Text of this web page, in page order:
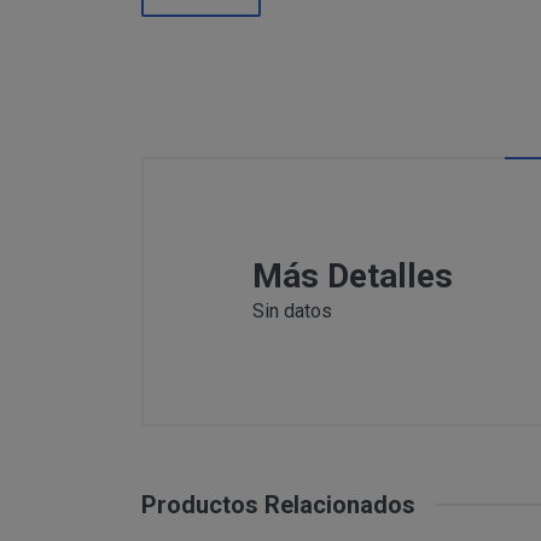
Más Detalles
Sin datos
Productos Relacionados
Sábado:
Sábado:
eficaces, a
en pantalla.
MODIFICACION O
DESISTIMIENTO DE
Productos que